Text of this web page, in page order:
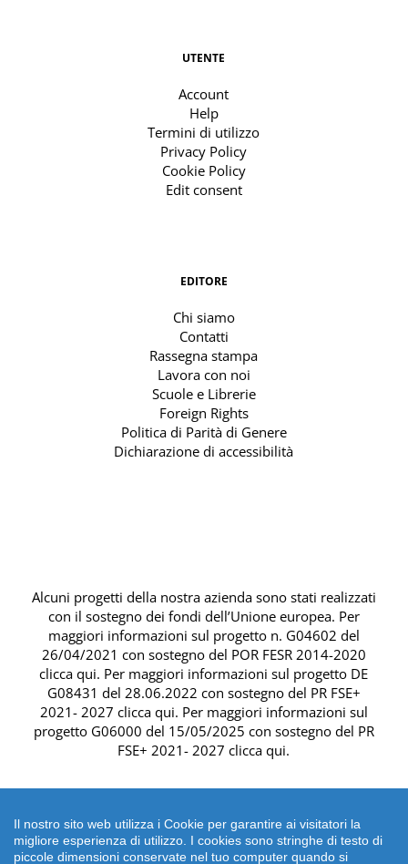
Il nostro sito web utilizza i Cookie per garantire ai visitatori la
migliore esperienza di utilizzo. I cookies sono stringhe di testo di
piccole dimensioni conservate nel tuo computer quando si
UTENTE
Account
Help
Termini di utilizzo
Privacy Policy
Cookie Policy
Edit consent
EDITORE
Chi siamo
Contatti
Rassegna stampa
Lavora con noi
Scuole e Librerie
Foreign Rights
Politica di Parità di Genere
Dichiarazione di accessibilità
Alcuni progetti della nostra azienda sono stati realizzati
con il sostegno dei fondi dell’Unione europea. Per
maggiori informazioni sul progetto n. G04602 del
26/04/2021 con sostegno del POR FESR 2014-2020
clicca qui. Per maggiori informazioni sul progetto DE
G08431 del 28.06.2022 con sostegno del PR FSE+
2021- 2027 clicca qui. Per maggiori informazioni sul
progetto G06000 del 15/05/2025 con sostegno del PR
FSE+ 2021- 2027 clicca qui.